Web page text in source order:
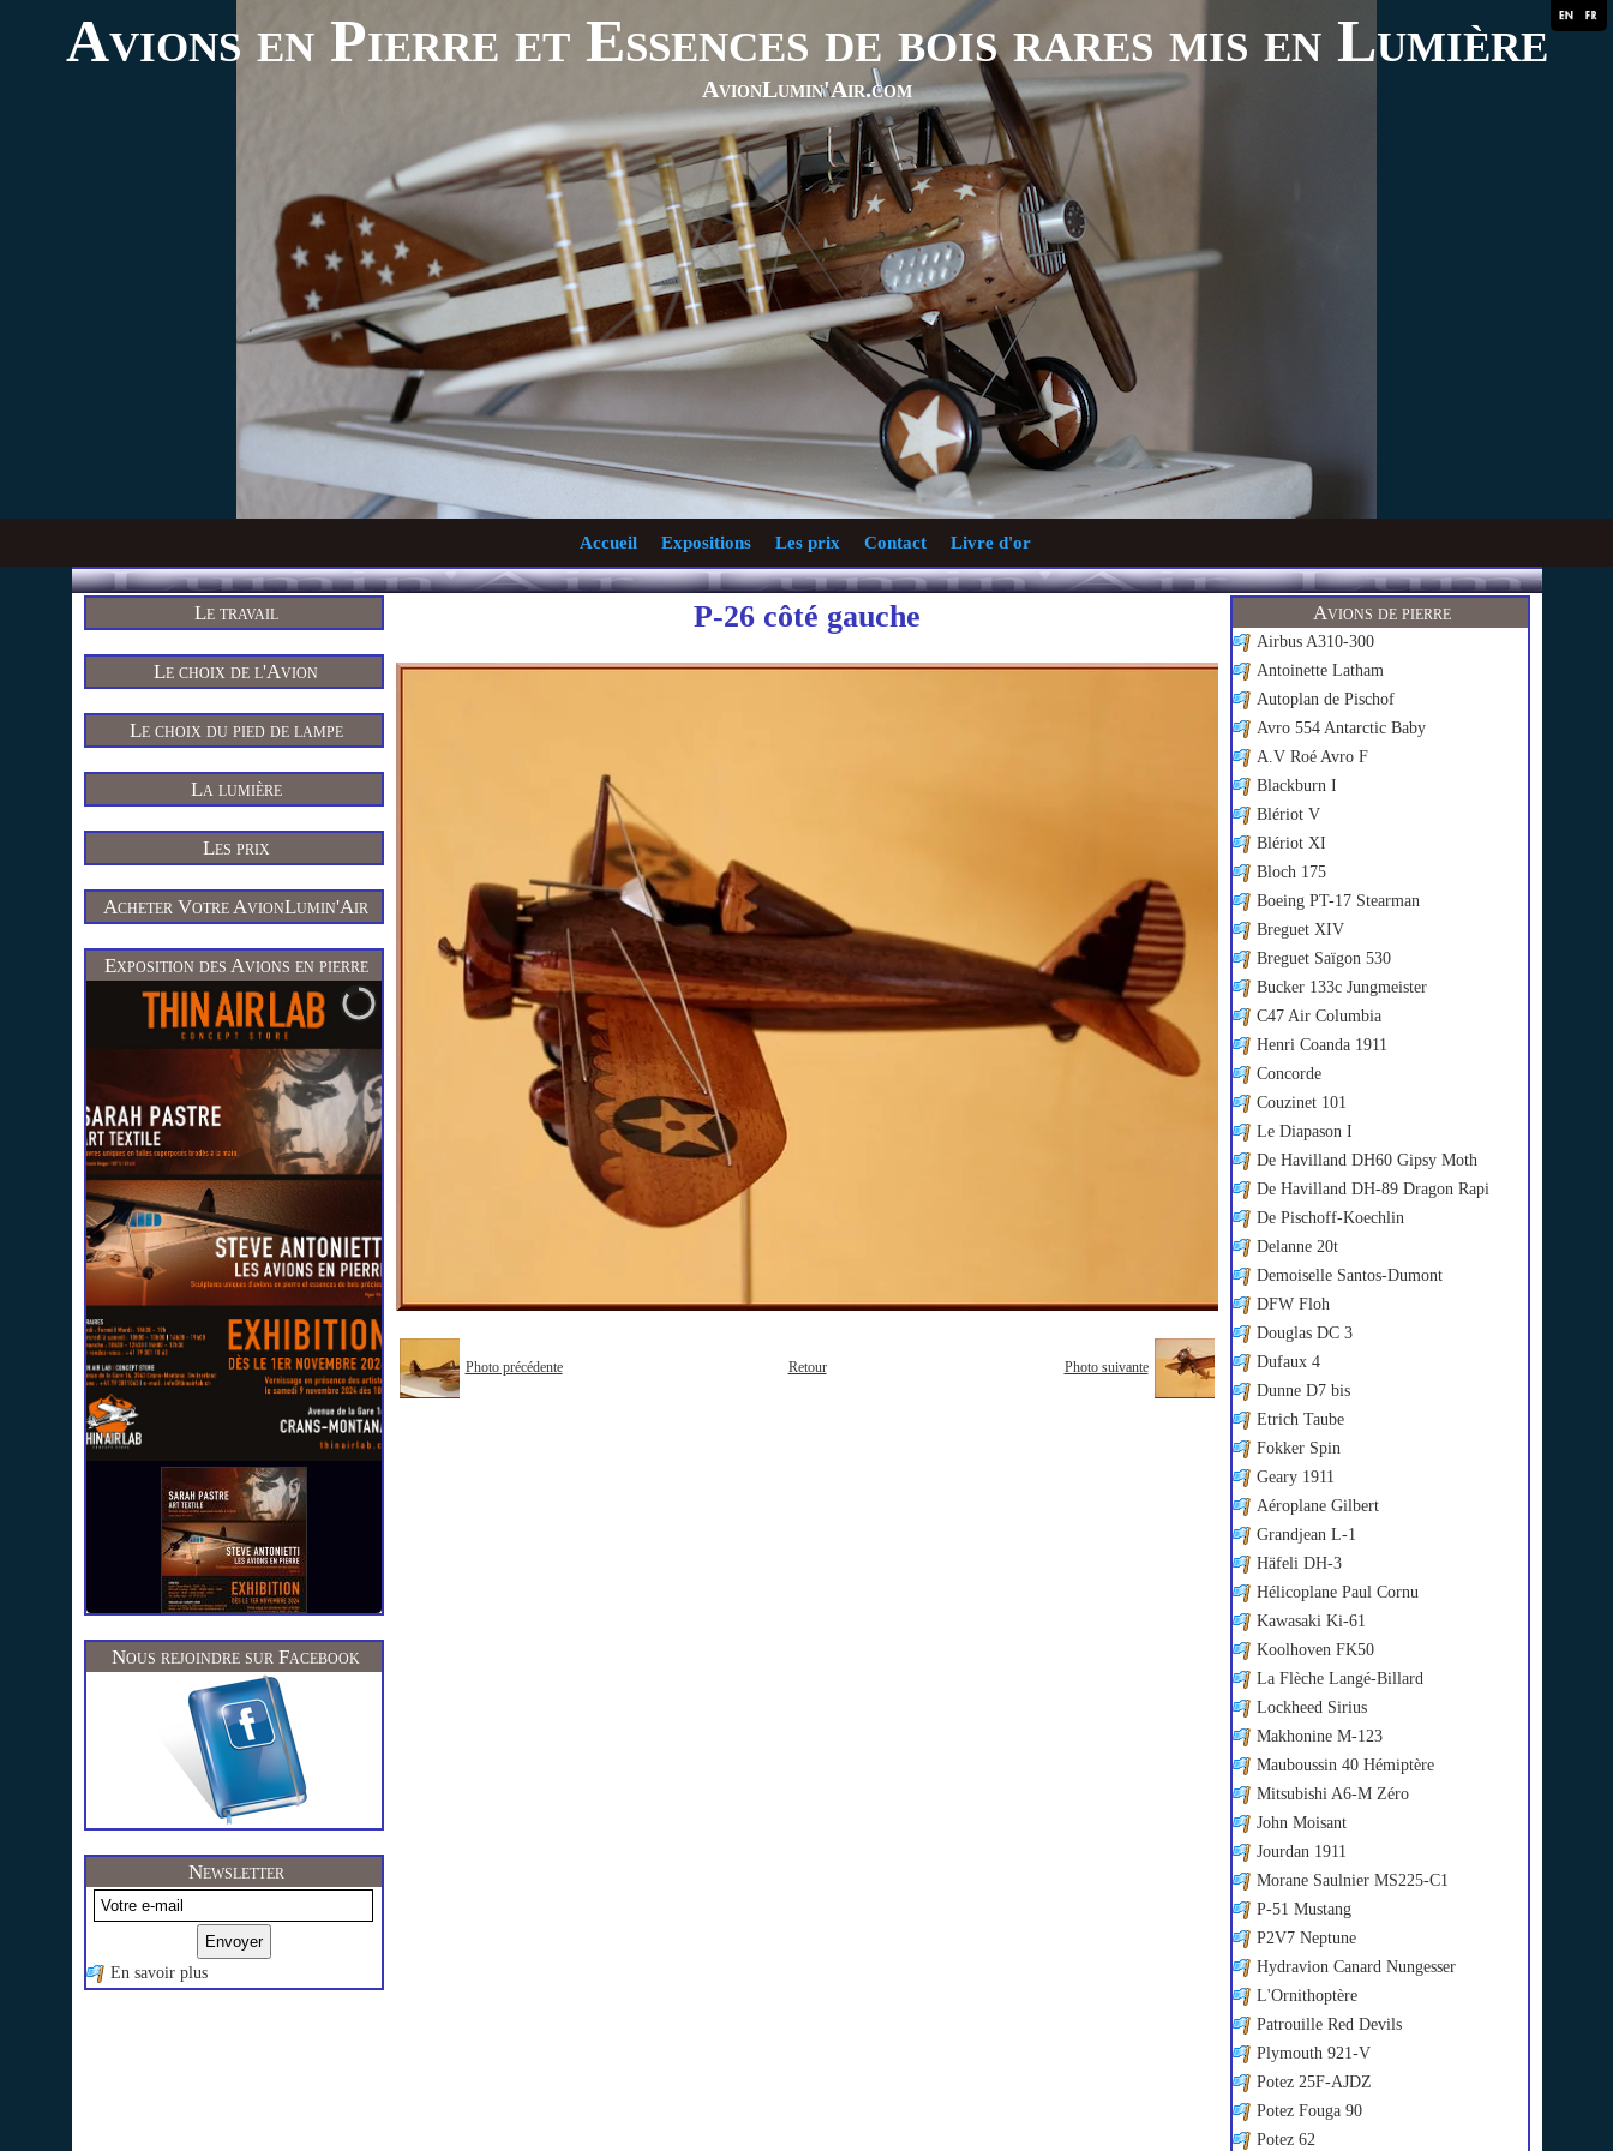
Avions en Pierre et Essences de bois rares mis en Lumière
AvionLumin'Air.com
Accueil Expositions Les prix Contact Livre d'or
Le travail
Le choix de l'Avion
Le choix du pied de lampe
La lumière
Les prix
Acheter Votre AvionLumin'Air
Exposition des Avions en pierre
Nous rejoindre sur Facebook
Newsletter
En savoir plus
Avions de pierre
Airbus A310-300
Antoinette Latham
Autoplan de Pischof
Avro 554 Antarctic Baby
A.V Roé Avro F
Blackburn I
Blériot V
Blériot XI
Bloch 175
Boeing PT-17 Stearman
Breguet XIV
Breguet Saïgon 530
Bucker 133c Jungmeister
C47 Air Columbia
Henri Coanda 1911
Concorde
Couzinet 101
Le Diapason I
De Havilland DH60 Gipsy Moth
De Havilland DH-89 Dragon Rapi
De Pischoff-Koechlin
Delanne 20t
Demoiselle Santos-Dumont
DFW Floh
Douglas DC 3
Dufaux 4
Dunne D7 bis
Etrich Taube
Fokker Spin
Geary 1911
Aéroplane Gilbert
Grandjean L-1
Häfeli DH-3
Hélicoplane Paul Cornu
Kawasaki Ki-61
Koolhoven FK50
La Flèche Langé-Billard
Lockheed Sirius
Makhonine M-123
Mauboussin 40 Hémiptère
Mitsubishi A6-M Zéro
John Moisant
Jourdan 1911
Morane Saulnier MS225-C1
P-51 Mustang
P2V7 Neptune
Hydravion Canard Nungesser
L'Ornithoptère
Patrouille Red Devils
Plymouth 921-V
Potez 25F-AJDZ
Potez Fouga 90
Potez 62
P-26 côté gauche
Photo précédente Retour Photo suivante